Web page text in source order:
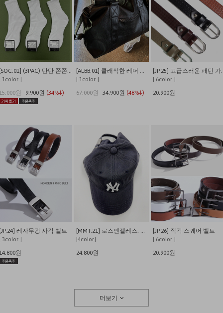
[SOC.01] (3PAC) 탄탄 쫀쫀 발이 편안한 쿠셔닝 사계절 데일리양말
1color ]
원
9,900원 (34%↓)
[ALBB.01] 클래식한 레더 크로스 보스턴백
[ 1color ]
67,000원
34,900원 (48%↓)
[JP.25]
[ 6color ]
20,900원
레자무광 사각 벨트
3color ]
원
[MMT.21] 로스엔젤레스, 뉴욕 워싱 캡
[4color]
24,800원
[JP.26] 직각 스퀘어 벨트
[ 6color ]
20,900원
더보기